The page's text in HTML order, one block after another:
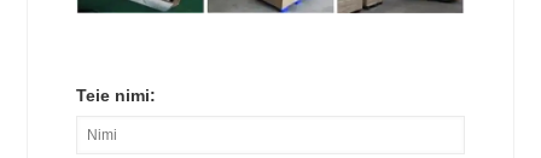
Teie nimi: